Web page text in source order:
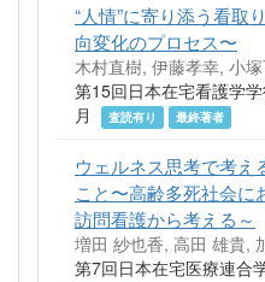
“人情”に寄り添う看取
向変化のプロセス〜
木村直樹, 伊藤孝幸, 小
第15回日本在宅看護学
月
査読有り 最終著者
ウェルネス思考で考え
こと〜高齢多死社会に
訪問看護から考える～
増田 紗也香, 高田 雄貴,
第7回日本在宅医療連合